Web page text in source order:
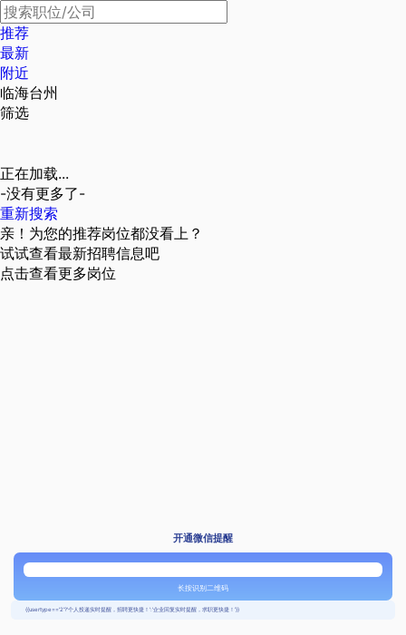
推荐
最新
附近
临海台州
筛选
正在加载...
-没有更多了-
重新搜索
亲！为您的推荐岗位都没看上？
试试查看最新招聘信息吧
点击查看更多岗位
开通微信提醒
长按识别二维码
{{usertype=='2'?'个人投递实时提醒，招聘更快捷！':'企业回复实时提醒，求职更快捷！'}}